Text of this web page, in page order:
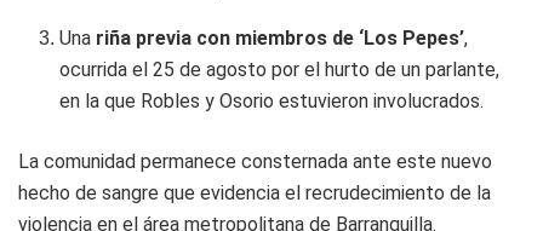
Una riña previa con miembros de ‘Los Pepes’,
ocurrida el 25 de agosto por el hurto de un parlante,
en la que Robles y Osorio estuvieron involucrados.
La comunidad permanece consternada ante este nuevo
hecho de sangre que evidencia el recrudecimiento de la
violencia en el área metropolitana de Barranquilla.